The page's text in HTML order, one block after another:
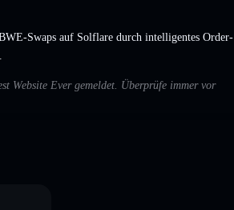
Swaps auf Solflare durch intelligentes Order-
Website Ever gemeldet. Überprüfe immer vor